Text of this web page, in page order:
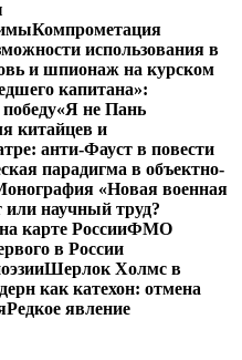
Компрометация
использования в
и шпионаж на курском
капитана»:
«Я не Пань
китайцев и
анти-Фауст в повести
парадигма в объектно-
«Новая военная
или научный труд?
карте РоссииФМО
в России
Шерлок Холмс в
как катехон: отмена
Редкое явление